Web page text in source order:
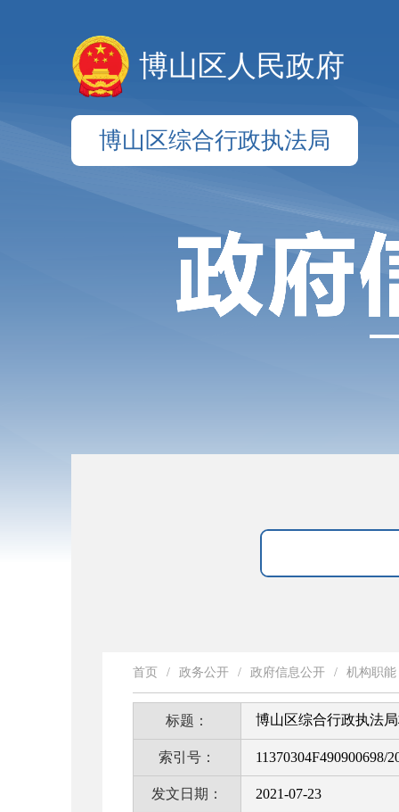
博山区人民政府
博山区综合行政执法局
首页 / 政务公开 / 政府信息公开 / 机构职能
标题： 博山区综合行政执法
索引号： 11370304F490900698/
发文日期： 2021-07-23